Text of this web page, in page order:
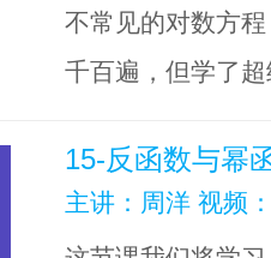
不常见的对数方
千百遍，但学了
15-反函数与幂
主讲：周洋 视频